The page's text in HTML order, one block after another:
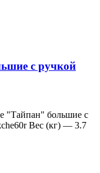
с ручкой
"Тайпан" большие с
Вес (кг) — 3.7